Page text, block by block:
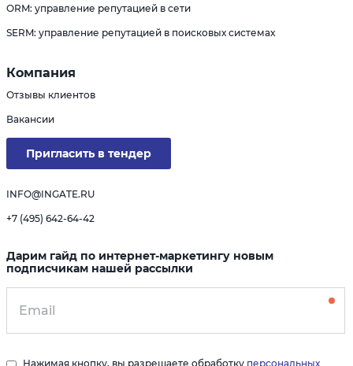
ORM: управление репутацией в сети
SERM: управление репутацией в поисковых системах
Компания
Отзывы клиентов
Вакансии
Пригласить в тендер
INFO@INGATE.RU
+7 (495) 642-64-42
Дарим гайд по интернет-маркетингу новым
подписчикам нашей рассылки
Нажимая кнопку, вы разрешаете обработку персональных